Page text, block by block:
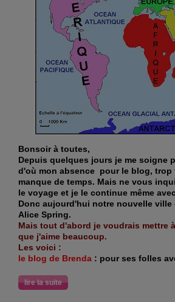
Bonsoir à toutes,
Depuis quelques jours je me soigne
d'où mon absence pour le blog, trop
manque de temps. Mais ne vous
le voyage et je le continue même
Donc aujourd'hui notre nouvelle ville
Alice Spring.
Mais tout d'abord je voudrais mettre
que j'aime beaucoup.
Les voici :
le blog de Brenda : pour ses folles
lire la suite